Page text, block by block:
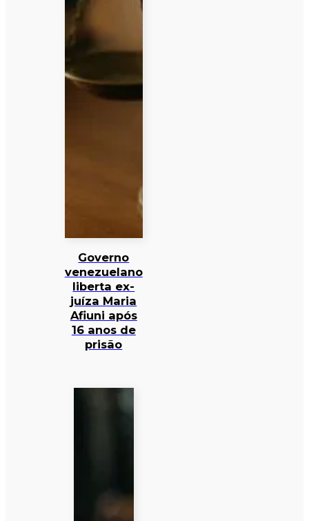
Governo
venezuelano
liberta ex-
juíza Maria
Afiuni após
16 anos de
prisão